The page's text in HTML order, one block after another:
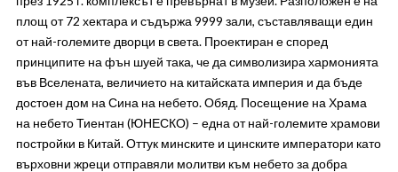
площ от 72 хектара и съдържа 9999 зали, съставляващи един
от най-големите дворци в света. Проектиран е според
принципите на фън шуей така, че да символизира хармонията
във Вселената, величието на китайската империя и да бъде
достоен дом на Сина на небето. Обяд. Посещение на Храма
на небето Тиентан (ЮНЕСКО) – една от най-големите храмови
постройки в Китай. Оттук минските и цинските императори като
върховни жреци отправяли молитви към небето за добра